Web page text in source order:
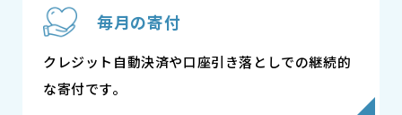
毎月の寄付
クレジット自動決済や口座引き落としでの継続的
な寄付です。